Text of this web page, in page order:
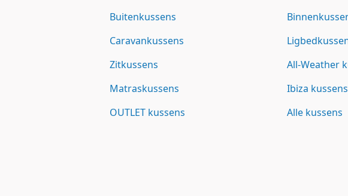
Buitenkussens
Caravankussens
Zitkussens
Matraskussens
OUTLET kussens
All-Weather
Ibiza kussens
Alle kussens